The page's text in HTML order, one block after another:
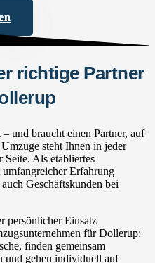
richtige Partner
und braucht einen Partner, auf
steht Ihnen in jeder
Seite. Als etabliertes
Erfahrung
Geschäftskunden bei
persönlicher Einsatz
für Dollerup:
finden gemeinsam
und gehen individuell auf